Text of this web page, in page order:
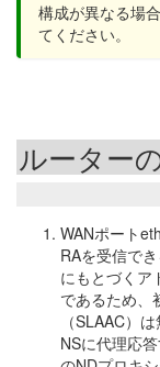
構成が異なる場
てください。
ルーター
WANポート
RAを受信で
にもとづくア
であるため、
（SLAAC）
NSに代理応